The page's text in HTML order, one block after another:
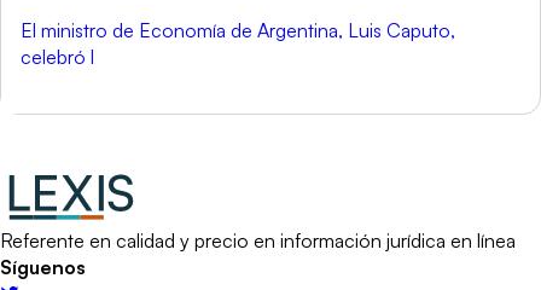
El ministro de Economía de Argentina, Luis Caputo,
celebró l
Referente en calidad y precio en información jurídica en línea
Síguenos